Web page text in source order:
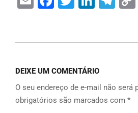
DEIXE UM COMENTÁRIO
O seu endereço de e-mail não será
obrigatórios são marcados com *